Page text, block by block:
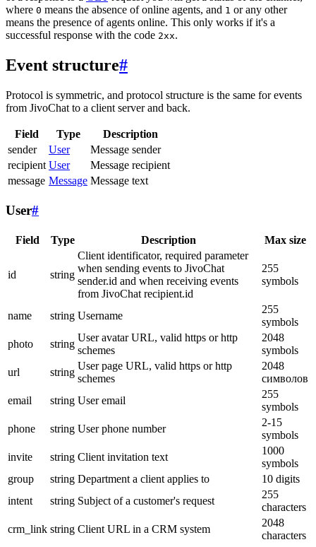
where 0 means the absence of online agents, and 1 or any other
means the presence of agents online. This only works if it's a
successful response with the code 2xx.
Event structure#
Protocol is symmetric, and protocol structure is the same for events
from JivoChat to a client server and back.
Field Type
Description
sender
User
Message sender
recipient User
Message recipient
message Message Message text
User#
Field Type Description Max size
id string
Client identificator, required parameter
when sending events to JivoChat
sender.id and when receiving events
from JivoChat recipient.id
255
symbols
name string Username
255
symbols
photo
string
User avatar URL, valid https or http
schemes
2048
symbols
url
string
User page URL, valid https or http
schemes
2048
символов
email
string User email
255
symbols
phone
string User phone number
2-15
symbols
invite
string Client invitation text
1000
symbols
group
string Department a client applies to
10 digits
intent
string Subject of a customer's request
255
characters
crm_link string Client URL in a CRM system
2048
characters